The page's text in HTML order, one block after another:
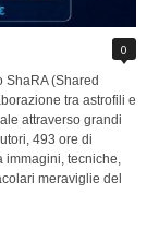
0
(Shared
tra astrofili e
attraverso grandi
493 ore di
immagini, tecniche,
meraviglie del